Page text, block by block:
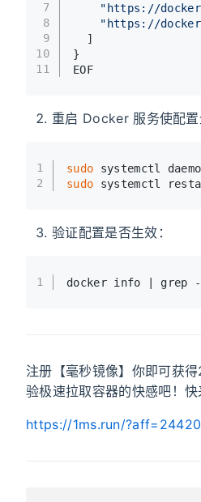
7
8
9
10
11
"https://
"https://
  ]
}
EOF
重启 Docker 服务使配置
1
2
sudo systemctl
sudo systemctl
验证配置是否生效：
1 docker info | grep -
注册【毫秒镜像】你即可获
验极速拉取容器的快感吧！快
https://1ms.run/?aff=24420